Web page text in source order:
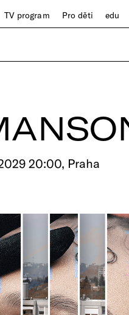
TV program Pro děti edu
20:00, Praha